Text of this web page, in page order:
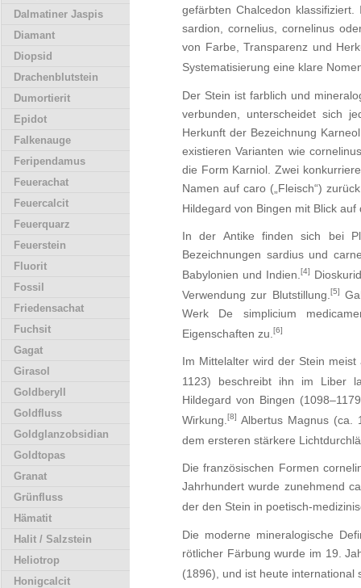
gefärbten Chalcedon
sardion, cornelius, cornelinus
von Farbe, Transparenz und
Systematisierung eine klare
Der Stein ist farblich und
verbunden, unterscheidet sich
Herkunft der Bezeichnung
existieren Varianten wie
die Form Karniol. Zwei
Namen auf caro („Fleisch“)
Hildegard von Bingen mit Blick
In der Antike finden sich bei
Bezeichnungen sardius und
Babylonien und Indien.[4]
Verwendung zur Blutstillung. [5]
Werk De simplicium
Eigenschaften zu. [6]
Im Mittelalter wird der Stein
1123) beschreibt ihn im Liber
Hildegard von Bingen
Wirkung. [8] Albertus Magnus (ca.
dem ersteren stärkere
Die französischen Formen
Jahrhundert wurde zunehmend
der den Stein in poetisch-
Die moderne mineralogische
rötlicher Färbung wurde im 19.
(1896), und ist heute international
Dalmatiner Jaspis
Diamant
Diopsid
Drachenblutstein
Dumortierit
Epidot
Falkenauge
Feripendamus
Feuerachat
Feuercalcit
Feuerquarz
Feuerstein
Fluorit
Fossil
Friedensachat
Fuchsit
Gagat
Girasol
Goldberyll
Goldfluss
Goldglanzobsidian
Goldtopas
Granat
Grünfluss
Hämatit
Halit / Salzstein
Heliotrop
Honigcalcit